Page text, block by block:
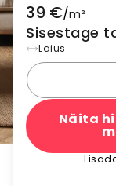
39 €/m²
Sisestage
Laius
Näita